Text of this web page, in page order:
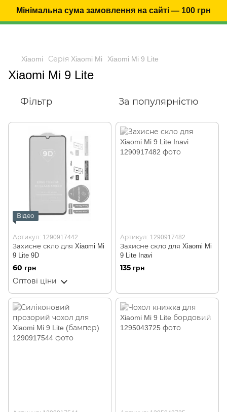
Мінімальна сума замовлення на сайті — 100 грн
Xiaomi Серія Xiaomi Mi Xiaomi Mi 9 Lite
Xiaomi Mi 9 Lite
Фільтр За популярністю
Відео
Артикул: 1290917442
Захисне скло для Xiaomi Mi
9 Lite 9D
60 грн
Оптові ціни
Артикул: 1290917482
Захисне скло для Xiaomi Mi
9 Lite Inavi
135 грн